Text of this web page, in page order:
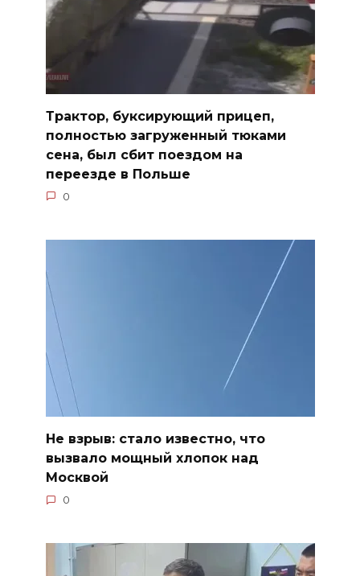
Трактор, буксирующий прицеп,
полностью загруженный тюками
сена, был сбит поездом на
переезде в Польше
0
Не взрыв: стало известно, что
вызвало мощный хлопок над
Москвой
0